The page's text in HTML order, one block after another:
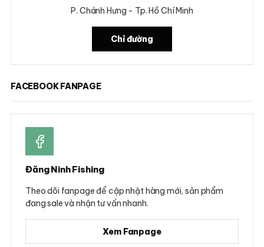
P. Chánh Hưng - Tp. Hồ Chí Minh
Chỉ đường
FACEBOOK FANPAGE
Đăng Ninh Fishing
Theo dõi fanpage để cập nhật hàng mới, sản phẩm
đang sale và nhận tư vấn nhanh.
Xem Fanpage